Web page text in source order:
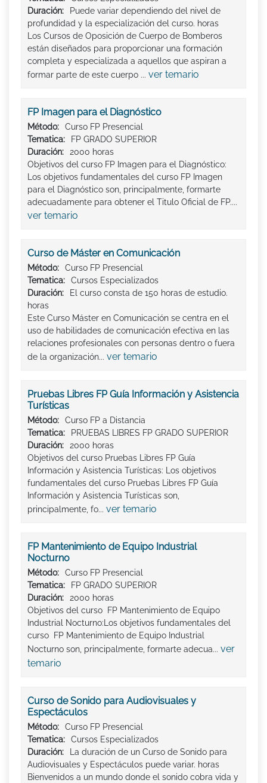
Duración:
Puede variar dependiendo del nivel de
profundidad y la especialización del curso. horas
Los Cursos de Oposición de Cuerpo de Bomberos
están diseñados para proporcionar una formación
completa y especializada a aquellos que aspiran a
formar parte de este cuerpo ... ver temario
FP Imagen para el Diagnóstico
Método:
Curso FP Presencial
Tematica:
FP GRADO SUPERIOR
Duración:
2000 horas
Objetivos del curso FP Imagen para el Diagnóstico:
Los objetivos fundamentales del curso FP Imagen
para el Diagnóstico son, principalmente, formarte
adecuadamente para obtener el Titulo Oficial de FP....
ver temario
Curso de Máster en Comunicación
Método:
Curso FP Presencial
Tematica:
Cursos Especializados
Duración:
El curso consta de 150 horas de estudio.
horas
Este Curso Máster en Comunicación se centra en el
uso de habilidades de comunicación efectiva en las
relaciones profesionales con personas dentro o fuera
de la organización... ver temario
Pruebas Libres FP Guía Información y Asistencia
Turísticas
Método:
Curso FP a Distancia
Tematica:
PRUEBAS LIBRES FP GRADO SUPERIOR
Duración:
2000 horas
Objetivos del curso Pruebas Libres FP Guía
Información y Asistencia Turísticas: Los objetivos
fundamentales del curso Pruebas Libres FP Guía
Información y Asistencia Turísticas son,
principalmente, fo... ver temario
FP Mantenimiento de Equipo Industrial
Nocturno
Método:
Curso FP Presencial
Tematica:
FP GRADO SUPERIOR
Duración:
2000 horas
Objetivos del curso FP Mantenimiento de Equipo
Industrial Nocturno:Los objetivos fundamentales del
curso FP Mantenimiento de Equipo Industrial
Nocturno son, principalmente, formarte adecua... ver
temario
Curso de Sonido para Audiovisuales y
Espectáculos
Método:
Curso FP Presencial
Tematica:
Cursos Especializados
Duración:
La duración de un Curso de Sonido para
Audiovisuales y Espectáculos puede variar. horas
Bienvenidos a un mundo donde el sonido cobra vida y